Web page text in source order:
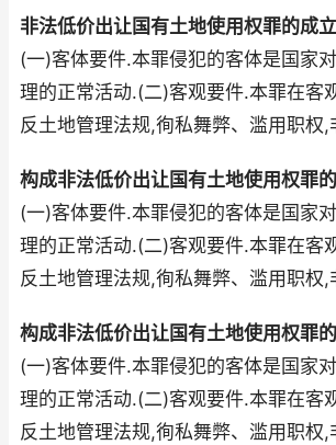
非法低价出让国有土地使用权罪的成
(一)客体要件.本罪侵犯的客体是国家
理的正常活动.(二)客观要件.本罪在客
反土地管理法规,徇私舞弊、滥用职权,
构成非法低价出让国有土地使用权罪
(一)客体要件.本罪侵犯的客体是国家
理的正常活动.(二)客观要件.本罪在客
反土地管理法规,徇私舞弊、滥用职权,
构成非法低价出让国有土地使用权罪
(一)客体要件.本罪侵犯的客体是国家
理的正常活动.(二)客观要件.本罪在客
反土地管理法规,徇私舞弊、滥用职权,